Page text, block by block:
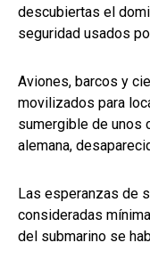
descubiertas el
seguridad usados
Aviones, barcos y
movilizados para
sumergible de unos
alemana,
Las esperanzas de
consideradas
del submarino se